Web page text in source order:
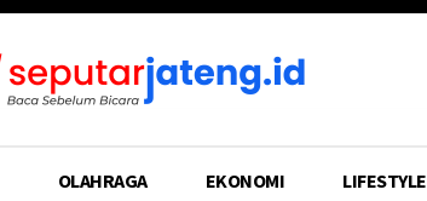
OLAHRAGA EKONOMI LIFESTYLE